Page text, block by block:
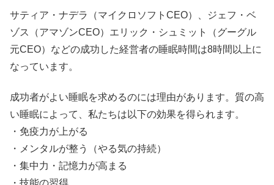
サティア・ナデラ（マイクロソフトCEO）、ジェフ・ベ
ゾス（アマゾンCEO）エリック・シュミット（グーグル
元CEO）などの成功した経営者の睡眠時間は8時間以上に
なっています。
成功者がよい睡眠を求めるのには理由があります。質の高
い睡眠によって、私たちは以下の効果を得られます。
・免疫力が上がる
・メンタルが整う（やる気の持続）
・集中力・記憶力が高まる